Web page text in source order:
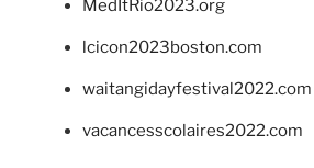
MedItRio2023.org
lcicon2023boston.com
waitangidayfestival2022.com
vacancesscolaires2022.com